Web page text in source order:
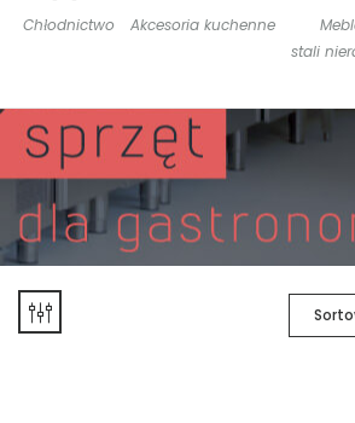
Chłodnictwo Akcesoria kuchenne
stali